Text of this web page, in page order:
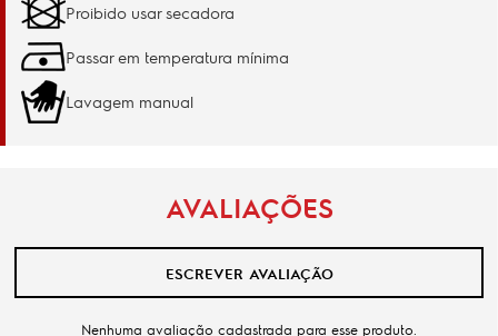
Proibido usar secadora
Passar em temperatura mínima
Lavagem manual
AVALIAÇÕES
ESCREVER AVALIAÇÃO
Nenhuma avaliação cadastrada para esse produto.